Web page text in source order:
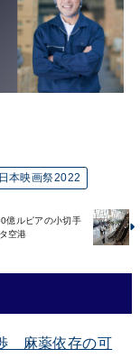
本映画祭2022
億ルピアの小切手
空港
麻薬依存の可